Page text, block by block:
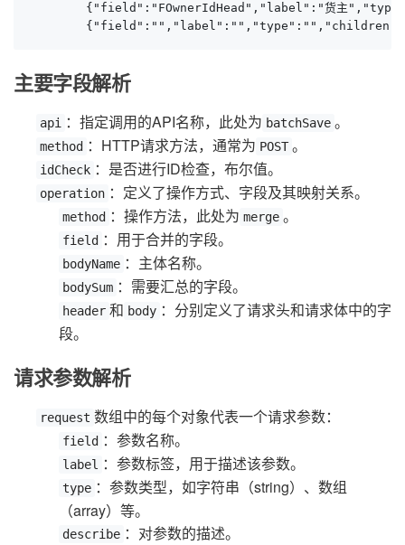
{"field":"FOwnerIdHead","label":"货主
主要字段解析
api ：指定调用的API名称，此处为 batchSave 。
method ：HTTP请求方法，通常为 POST 。
idCheck ：是否进行ID检查，布尔值。
operation ：定义了操作方式、字段及其映射关系。
method ：操作方法，此处为 merge 。
field ：用于合并的字段。
bodyName ：主体名称。
bodySum ：需要汇总的字段。
header 和 body ：分别定义了请求头和请求体中的字
段。
请求参数解析
request 数组中的每个对象代表一个请求参数：
field ：参数名称。
label ：参数标签，用于描述该参数。
type ：参数类型，如字符串（string）、数组
（array）等。
describe ：对参数的描述。